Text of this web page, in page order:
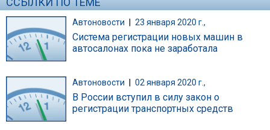
Автоновости | 23 января 2020 г.,
Система регистрации новых машин в
автосалонах пока не заработала
Автоновости 02 января 2020 г.,
В России вступил в силу закон о
регистрации транспортных средств